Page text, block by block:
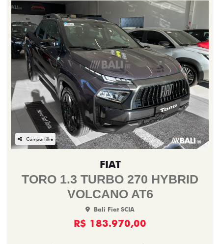
Compartilhe
FIAT
TORO 1.3 TURBO 270 HYBRID
VOLCANO AT6
Bali Fiat SCIA
R$ 183.970,00